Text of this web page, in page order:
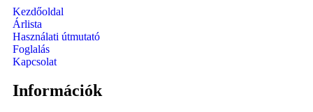
Kezdőoldal
Árlista
Használati útmutató
Foglalás
Kapcsolat
Információk